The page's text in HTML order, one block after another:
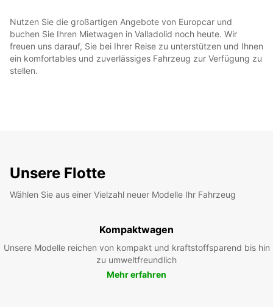
Nutzen Sie die großartigen Angebote von Europcar und
buchen Sie Ihren Mietwagen in Valladolid noch heute. Wir
freuen uns darauf, Sie bei Ihrer Reise zu unterstützen und Ihnen
ein komfortables und zuverlässiges Fahrzeug zur Verfügung zu
stellen.
Unsere Flotte
Wählen Sie aus einer Vielzahl neuer Modelle Ihr Fahrzeug
Kompaktwagen
Unsere Modelle reichen von kompakt und kraftstoffsparend bis hin
zu umweltfreundlich
Mehr erfahren